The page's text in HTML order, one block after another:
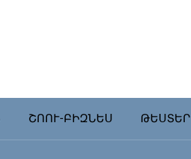
ՇՈՈՒ-ԲԻԶՆԵՍ ԹԵՍՏԵՐ